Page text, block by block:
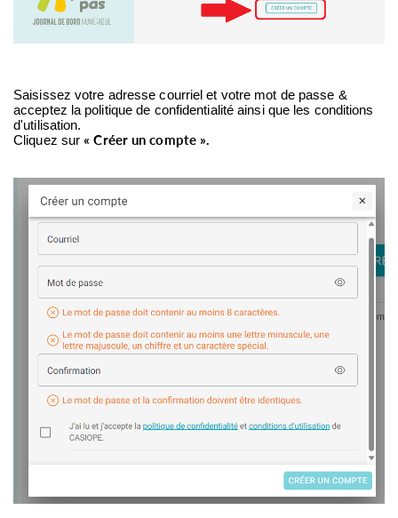
Saisissez votre adresse courriel et votre mot de passe &
acceptez la politique de confidentialité ainsi que les conditions
d'utilisation.
Cliquez sur « Créer un compte ».